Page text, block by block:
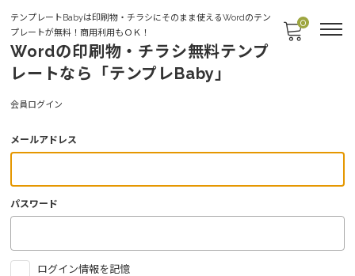
テンプレートBabyは印刷物・チラシにそのまま使えるWordのテン
プレートが無料！商用利用もＯＫ！
Wordの印刷物・チラシ無料テンプ
レートなら「テンプレBaby」
0
Login
会員ログイン
メールアドレス
パスワード
ログイン情報を記憶